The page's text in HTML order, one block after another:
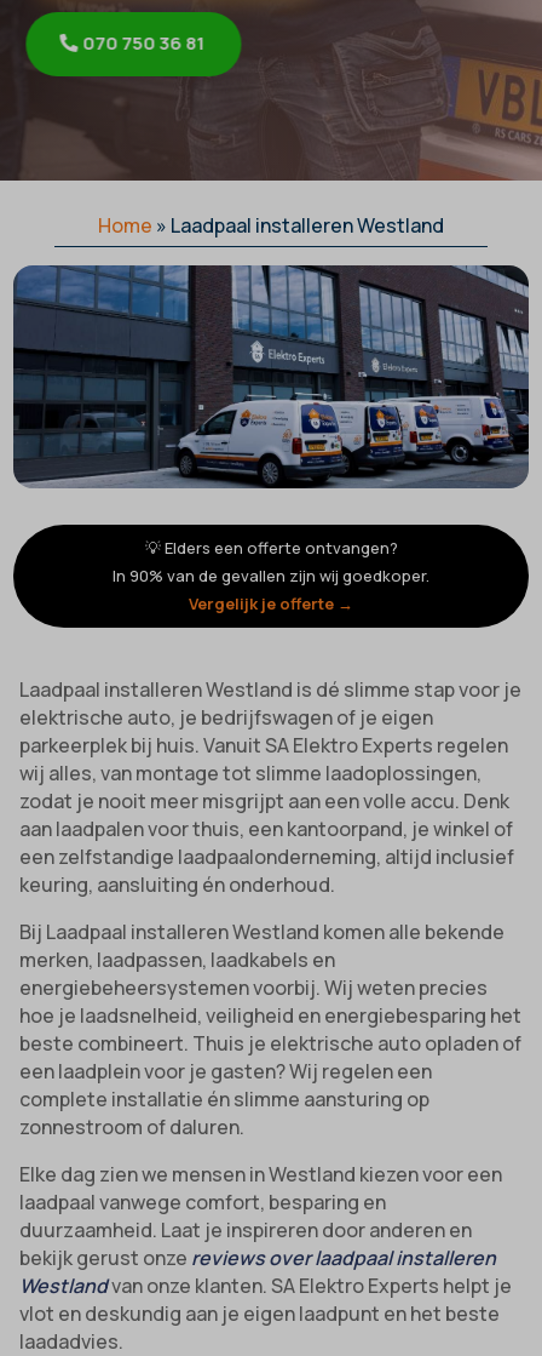
070 750 36 81
Home » Laadpaal installeren Westland
💡 Elders een offerte ontvangen?
In 90% van de gevallen zijn wij goedkoper.
Vergelijk je offerte →
Laadpaal installeren Westland is dé slimme stap voor je
elektrische auto, je bedrijfswagen of je eigen
parkeerplek bij huis. Vanuit SA Elektro Experts regelen
wij alles, van montage tot slimme laadoplossingen,
zodat je nooit meer misgrijpt aan een volle accu. Denk
aan laadpalen voor thuis, een kantoorpand, je winkel of
een zelfstandige laadpaalonderneming, altijd inclusief
keuring, aansluiting én onderhoud.
Bij Laadpaal installeren Westland komen alle bekende
merken, laadpassen, laadkabels en
energiebeheersystemen voorbij. Wij weten precies
hoe je laadsnelheid, veiligheid en energiebesparing het
beste combineert. Thuis je elektrische auto opladen of
een laadplein voor je gasten? Wij regelen een
complete installatie én slimme aansturing op
zonnestroom of daluren.
Elke dag zien we mensen in Westland kiezen voor een
laadpaal vanwege comfort, besparing en
duurzaamheid. Laat je inspireren door anderen en
bekijk gerust onze reviews over laadpaal installeren
Westlandvan onze klanten. SA Elektro Experts helpt je
vlot en deskundig aan je eigen laadpunt en het beste
laadadvies.